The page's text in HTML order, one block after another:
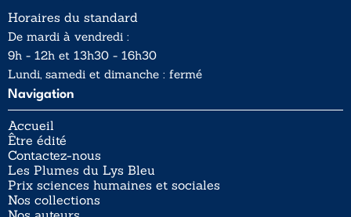
Horaires du standard
De mardi à vendredi :
9h - 12h et 13h30 - 16h30
Lundi, samedi et dimanche : fermé
Navigation
Accueil
Être édité
Contactez-nous
Les Plumes du Lys Bleu
Prix sciences humaines et sociales
Nos collections